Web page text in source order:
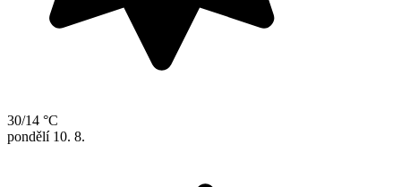
30/14 °C
pondělí 10. 8.